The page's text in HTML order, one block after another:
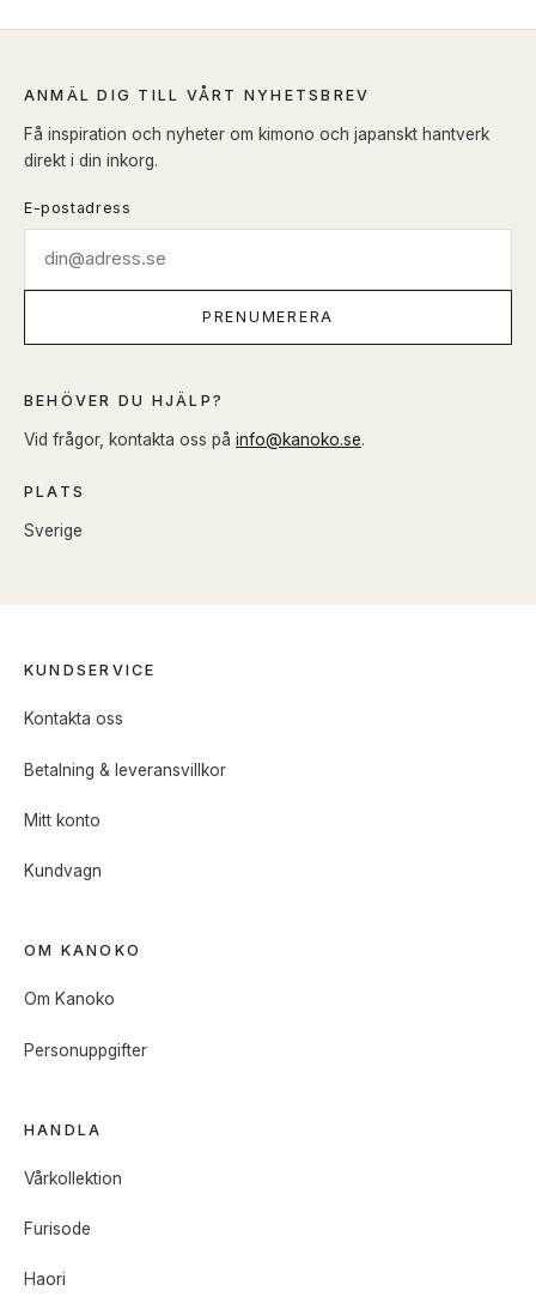
ANMÄL DIG TILL VÅRT NYHETSBREV
Få inspiration och nyheter om kimono och japanskt hantverk
direkt i din inkorg.
E-postadress
PRENUMERERA
BEHÖVER DU HJÄLP?
Vid frågor, kontakta oss på info@kanoko.se.
PLATS
Sverige
KUNDSERVICE
Kontakta oss
Betalning & leveransvillkor
Mitt konto
Kundvagn
OM KANOKO
Om Kanoko
Personuppgifter
HANDLA
Vårkollektion
Furisode
Haori